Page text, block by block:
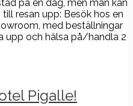
på en dag, men man kan
resan upp: Besök hos en
med beställningar
upp och hälsa på/handla 2
Pigalle!